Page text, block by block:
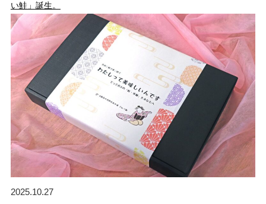
い鮭」誕生。
2025.10.27